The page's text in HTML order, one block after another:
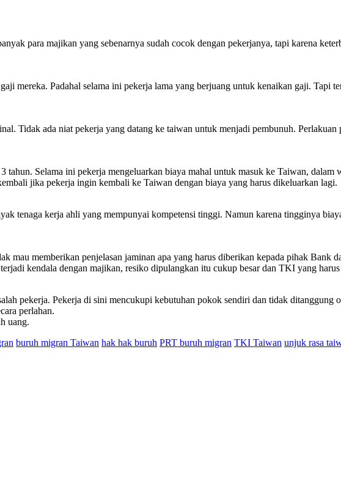
para majikan yang sebenarnya sudah cocok dengan pekerjanya, tapi karena
mereka. Padahal selama ini pekerja lama yang berjuang untuk kenaikan gaji. Tapi
Tidak ada niat pekerja yang datang ke taiwan untuk menjadi pembunuh. Perlakuan
Selama ini pekerja mengeluarkan biaya mahal untuk masuk ke Taiwan, dalam
jika pekerja ingin kembali ke Taiwan dengan biaya yang harus dikeluarkan lagi.
tenaga kerja ahli yang mempunyai kompetensi tinggi. Namun karena tingginya
mau memberikan penjelasan jaminan apa yang harus diberikan kepada pihak Bank
kendala dengan majikan, resiko dipulangkan itu cukup besar dan TKI yang
pekerja. Pekerja di sini mencukupi kebutuhan pokok sendiri dan tidak ditanggung
perlahan.
uang.
buruh migran Taiwan hak hak buruh PRT buruh migran TKI Taiwan unjuk rasa